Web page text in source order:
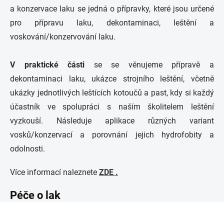
a konzervace laku se jedná o přípravky, které jsou určené
pro přípravu laku, dekontaminaci, leštění a
voskování/konzervování laku.
V praktické části sese věnujeme přípravě a
dekontaminaci laku, ukázce strojního leštění, včetně
ukázky jednotlivých leštících kotoučů a past, kdy si každý
účastník ve spolupráci s naším školitelem leštění
vyzkouší. Následuje aplikace různých variant
vosků/konzervací a porovnání jejich hydrofobity a
odolnosti.
Více informací naleznete ZDE .
Péče o lak